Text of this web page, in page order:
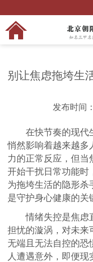
别让焦虑拖垮生
发布时间
在快节奏的现代
悄然影响着越来越多
力的正常反应，但当
开始干扰日常功能时
为拖垮生活的隐形杀
是守护身心健康的关
情绪失控是焦虑
担忧的漩涡，对未来
无端且无法自控的恐
人遭遇意外，即便